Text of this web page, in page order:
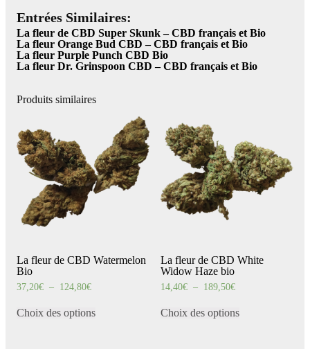
Entrées Similaires:
La fleur de CBD Super Skunk – CBD français et Bio
La fleur Orange Bud CBD – CBD français et Bio
La fleur Purple Punch CBD Bio
La fleur Dr. Grinspoon CBD – CBD français et Bio
Produits similaires
La fleur de CBD Watermelon
Bio
37,20€ – 124,80€Plage
37,20€
Choix des optionsproduit
La fleur de CBD White
Widow Haze bio
14,40€ – 189,50€Plage
14,40€
Choix des optionsproduit